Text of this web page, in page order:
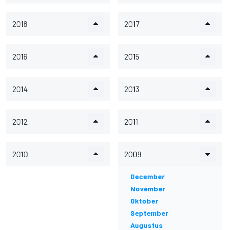
2018 2017
2016 2015
2014 2013
2012 2011
2010 2009
December
November
Oktober
September
Augustus